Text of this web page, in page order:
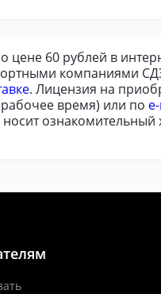
60 рублей в
компаниями
. Лицензия на
время) или по
ознакомительный